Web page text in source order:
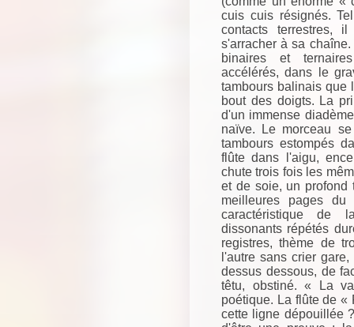
cuis cuis résignés.
contacts terrestres,
s'arracher à sa
binaires et
accélérés, dans le
tambours balinais que
bout des doigts. La
d'un immense
naïve. Le morceau
tambours estompés
flûte dans l'aigu,
chute trois fois les
et de soie, un profond
meilleures pages
caractéristique de
dissonants répétés
registres, thème de
l'autre sans crier
dessus dessous, de
têtu, obstiné. « La
poétique. La flûte de «
cette ligne dépouillée